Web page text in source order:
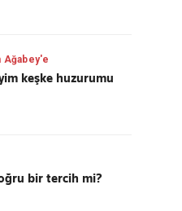
Ağabey'e
keşke huzurumu
bir tercih mi?